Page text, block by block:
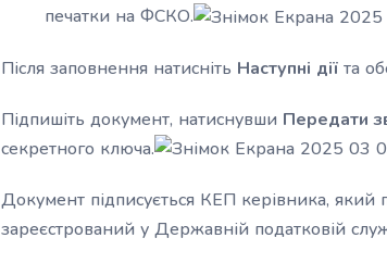
печатки на ФСКО.
Після заповнення натисніть Наступні дії та
Підпишіть документ, натиснувши Передати
секретного ключа.
Документ підписується КЕП керівника,
зареєстрований у Державній податковій